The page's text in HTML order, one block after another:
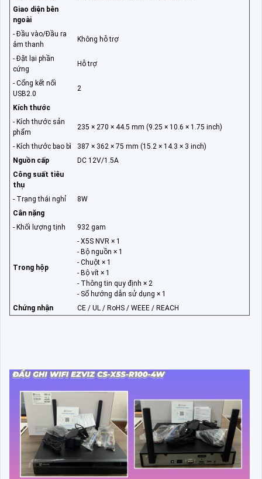
Giao diện bên
ngoài
- Đầu vào/Đầu ra
âm thanh
Không hỗ trợ
- Đặt lại phần
cứng
Hỗ trợ
- Cổng kết nối
USB2.0
2
Kích thước
- Kích thước sản
phẩm
235 × 270 × 44.5 mm (9.25 × 10.6 × 1.75 inch)
- Kích thước bao bì
387 × 362 × 75 mm (15.2 × 14.3 × 3 inch)
Nguồn cấp
DC 12V/1.5A
Công suất tiêu
thụ
- Trạng thái nghỉ
8W
Cân nặng
- Khối lượng tịnh
932 gam
Trong hộp
- X5S NVR × 1
- Bộ nguồn × 1
- Chuột × 1
- Bộ vít × 1
- Thông tin quy định × 2
- Sổ hướng dẫn sử dụng × 1
Chứng nhận
CE / UL / RoHS / WEEE / REACH